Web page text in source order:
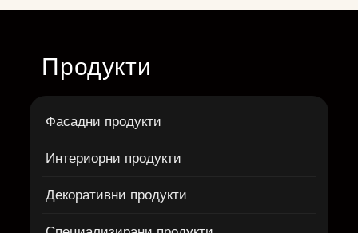
Продукти
Фасадни продукти
Интериорни продукти
Декоративни продукти